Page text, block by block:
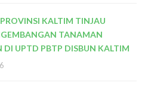
KALTIM TINJAU
TANAMAN
DI UPTD PBTP DISBUN KALTIM